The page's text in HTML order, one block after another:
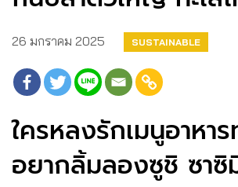
26 มกราคม 2025 SUSTAINABLE
ใครหลงรักเมนูอาหาร
อยากลิ้มลองซูชิ ซาซิ